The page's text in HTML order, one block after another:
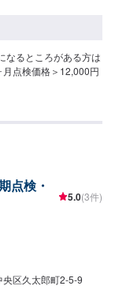
なるところがある方は
点検価格＞12,000円
点検・
5.0(3件)
央区久太郎町2-5-9